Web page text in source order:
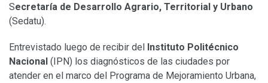
Secretaría de Desarrollo Agrario, Territorial y Urbano
(Sedatu).
Entrevistado luego de recibir del Instituto Politécnico
Nacional (IPN) los diagnósticos de las ciudades por
atender en el marco del Programa de Mejoramiento Urbana,